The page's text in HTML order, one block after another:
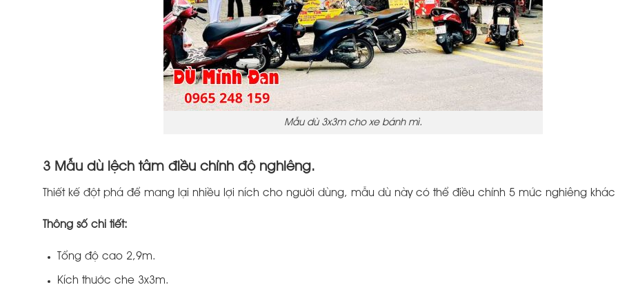
Mẫu dù 3x3m cho xe bánh mì.
3 Mẫu dù lệch tâm điều chỉnh độ nghiêng.
Thiết kế đột phá để mang lại nhiều lợi ních cho người dùng, mẫu dù này có thể điều chỉnh 5 mức nghiêng khác
Thông số chi tiết:
Tổng độ cao 2,9m.
Kích thước che 3x3m.